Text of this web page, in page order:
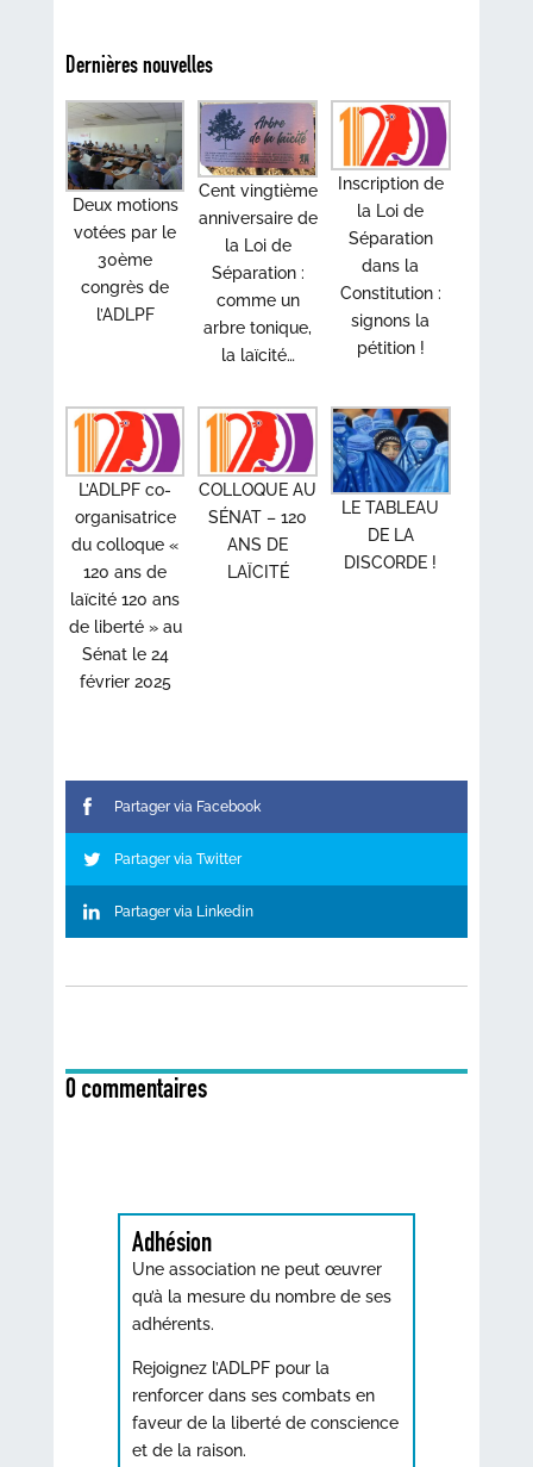
Dernières nouvelles
Deux motions
votées par le
30ème
congrès de
l’ADLPF
Cent vingtième
anniversaire de
la Loi de
Séparation :
comme un
arbre tonique,
la laïcité…
Inscription de
la Loi de
Séparation
dans la
Constitution :
signons la
pétition !
L’ADLPF co-
organisatrice
du colloque «
120 ans de
laïcité 120 ans
de liberté » au
Sénat le 24
février 2025
COLLOQUE AU
SÉNAT – 120
ANS DE
LAÏCITÉ
LE TABLEAU
DE LA
DISCORDE !
Partager via Facebook
Partager via Twitter
Partager via Linkedin
0 commentaires
Adhésion
Une association ne peut œuvrer
qu’à la mesure du nombre de ses
adhérents.
Rejoignez l’ADLPF pour la
renforcer dans ses combats en
faveur de la liberté de conscience
et de la raison.